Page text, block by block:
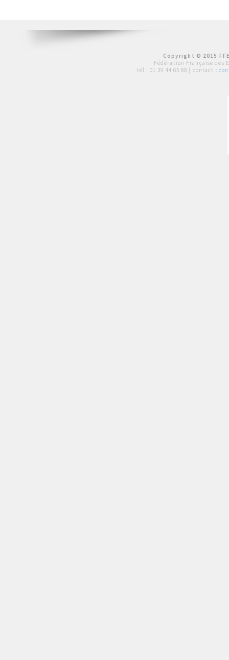
Copyright © 2015
Fédération Française des
tél : 01 39 44 65 80 | contact :